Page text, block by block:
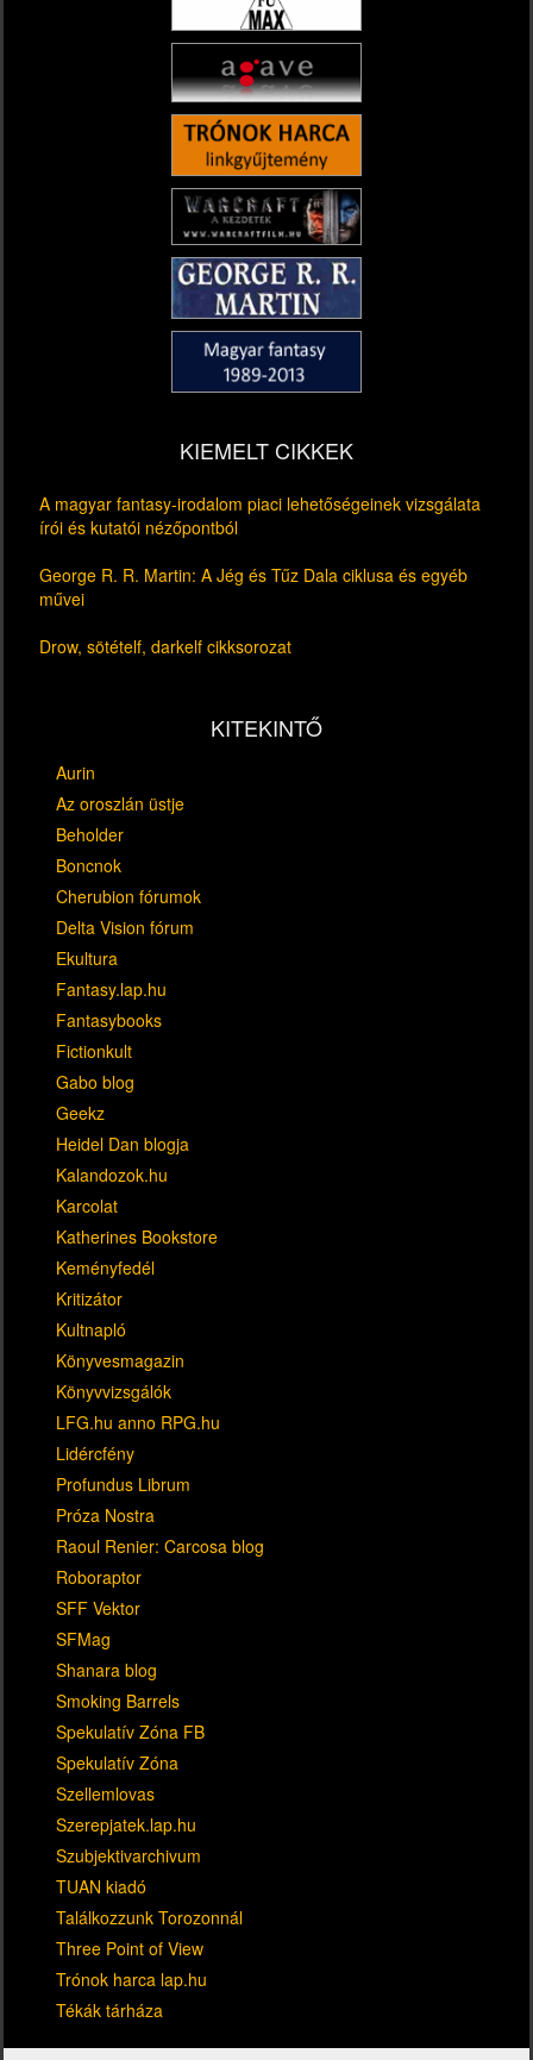
KIEMELT CIKKEK
A magyar fantasy-irodalom piaci lehetőségeinek vizsgálata
írói és kutatói nézőpontból
George R. R. Martin: A Jég és Tűz Dala ciklusa és egyéb
művei
Drow, sötételf, darkelf cikksorozat
KITEKINTŐ
Aurin
Az oroszlán üstje
Beholder
Boncnok
Cherubion fórumok
Delta Vision fórum
Ekultura
Fantasy.lap.hu
Fantasybooks
Fictionkult
Gabo blog
Geekz
Heidel Dan blogja
Kalandozok.hu
Karcolat
Katherines Bookstore
Keményfedél
Kritizátor
Kultnapló
Könyvesmagazin
Könyvvizsgálók
LFG.hu anno RPG.hu
Lidércfény
Profundus Librum
Próza Nostra
Raoul Renier: Carcosa blog
Roboraptor
SFF Vektor
SFMag
Shanara blog
Smoking Barrels
Spekulatív Zóna FB
Spekulatív Zóna
Szellemlovas
Szerepjatek.lap.hu
Szubjektivarchivum
TUAN kiadó
Találkozzunk Torozonnál
Three Point of View
Trónok harca lap.hu
Tékák tárháza